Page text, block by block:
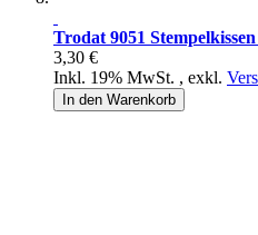
Trodat 9051
3,30 €
Inkl. 19% MwSt. , exkl.
In den Warenkorb